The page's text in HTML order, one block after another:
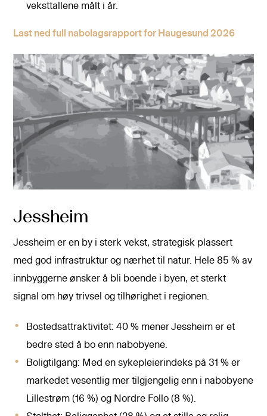
veksttallene målt i år.
Last ned full nabolagsrapport for Haugesund 2026
Jessheim
Jessheim er en by i sterk vekst, strategisk plassert
med god infrastruktur og nærhet til natur. Hele 85 % av
innbyggerne ønsker å bli boende i byen, et sterkt
signal om høy trivsel og tilhørighet i regionen.
Bostedsattraktivitet: 40 % mener Jessheim er et
bedre sted å bo enn nabobyene.
Boligtilgang: Med en sykepleierindeks på 31 % er
markedet vesentlig mer tilgjengelig enn i nabobyene
Lillestrøm (16 %) og Nordre Follo (8 %).